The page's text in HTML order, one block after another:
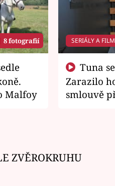
8 fotografií
Malfoy
SERIÁLY A
Zarazilo
smlouvě
ZVĚROKRUHU